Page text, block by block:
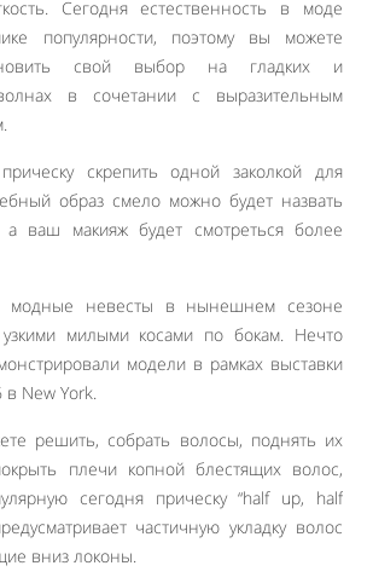
Сегодня естественность в моде
популярности, поэтому вы можете
свой выбор на гладких и
в сочетании с выразительным
скрепить одной заколкой для
образ смело можно будет назвать
ваш макияж будет смотреться более
модные невесты в нынешнем сезоне
милыми косами по бокам. Нечто
модели в рамках выставки
в New York.
решить, собрать волосы, поднять их
плечи копной блестящих волос,
сегодня прическу “half up, half
частичную укладку волос
вниз локоны.